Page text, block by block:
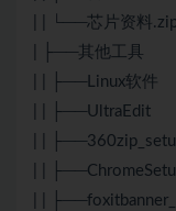
| | └──芯片资料
| ├──其他工具
| | ├──Linux软件
| | ├──UltraEdit
| |
| |
| |